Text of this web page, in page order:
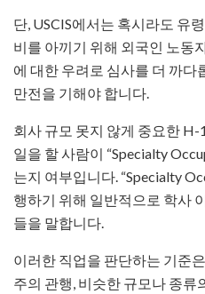
단, USCIS에서는 혹시라도 유
비를 아끼기 위해 외국인 노동
에 대한 우려로 심사를 더 까다
만전을 기해야 합니다.
회사 규모 못지 않게 중요한
일을 할 사람이 “Specialty
는지 여부입니다. “Specialty
행하기 위해 일반적으로 학사
들을 말합니다.
이러한 직업을 판단하는 기준
주의 관행, 비슷한 규모나 종류